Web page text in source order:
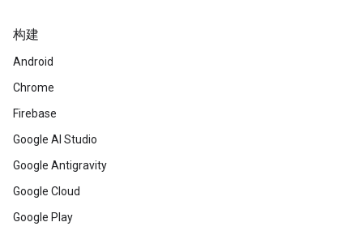
构建
Android
Chrome
Firebase
Google AI Studio
Google Antigravity
Google Cloud
Google Play